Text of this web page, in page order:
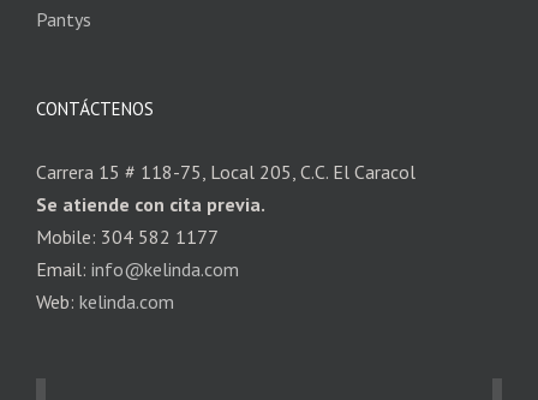
Pantys
CONTÁCTENOS
Carrera 15 # 118-75, Local 205, C.C. El Caracol
Se atiende con cita previa.
Mobile: 304 582 1177
Email: info@kelinda.com
Web: kelinda.com